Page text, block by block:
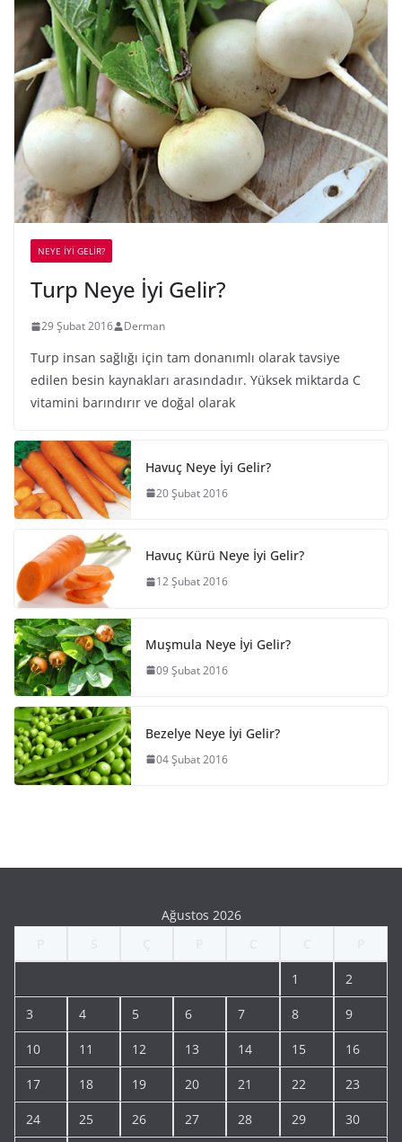
NEYE İYİ GELİR?
Turp Neye İyi Gelir?
29 Şubat 2016 Derman
Turp insan sağlığı için tam donanımlı olarak tavsiye
edilen besin kaynakları arasındadır. Yüksek miktarda C
vitamini barındırır ve doğal olarak
Havuç Neye İyi Gelir?
20 Şubat 2016
Havuç Kürü Neye İyi Gelir?
12 Şubat 2016
Muşmula Neye İyi Gelir?
09 Şubat 2016
Bezelye Neye İyi Gelir?
04 Şubat 2016
Ağustos 2026
1 2
3 4 5 6 7 8 9
10 11 12 13 14 15 16
17 18 19 20 21 22 23
24 25 26 27 28 29 30